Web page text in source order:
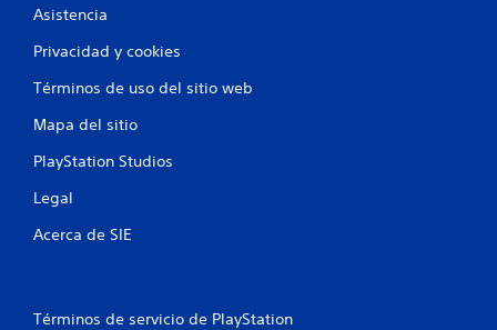
Asistencia
Privacidad y cookies
Términos de uso del sitio web
Mapa del sitio
PlayStation Studios
Legal
Acerca de SIE
Términos de servicio de PlayStation